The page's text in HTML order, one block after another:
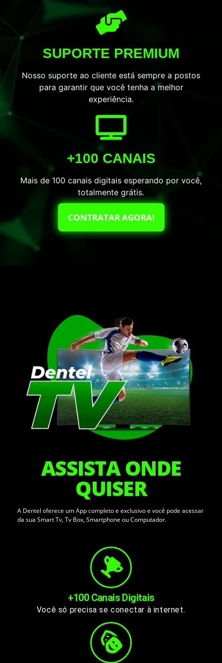
SUPORTE PREMIUM
Nosso suporte ao cliente está sempre a postos
para garantir que você tenha a melhor
experiência.
+100 CANAIS
Mais de 100 canais digitais esperando por você,
totalmente grátis.
CONTRATAR AGORA!
ASSISTA ONDE
QUISER
A Dentel oferece um App completo e exclusivo e você pode acessar
da sua Smart Tv, Tv Box, Smartphone ou Computador.
+100 Canais Digitais
Você só precisa se conectar à internet.